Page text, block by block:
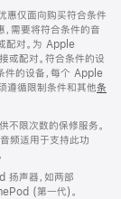
惠仅面向购买符合条件
需要将符合条件的音
配对。为 Apple
配对。符合条件的设
件的设备，每个 Apple
遵循限制条件和其他条
限次数的保修服务。
频适用于支持此功
声器，如两部
(第一代)。